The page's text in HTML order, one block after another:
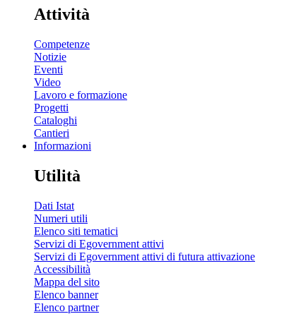
Attività
Competenze
Notizie
Eventi
Video
Lavoro e formazione
Progetti
Cataloghi
Cantieri
Informazioni
Utilità
Dati Istat
Numeri utili
Elenco siti tematici
Servizi di Egovernment attivi
Servizi di Egovernment attivi di futura attivazione
Accessibilità
Mappa del sito
Elenco banner
Elenco partner